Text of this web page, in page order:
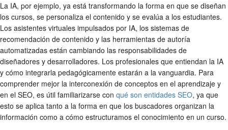
La IA, por ejemplo, ya está transformando la forma en que se diseñan
los cursos, se personaliza el contenido y se evalúa a los estudiantes.
Los asistentes virtuales impulsados por IA, los sistemas de
recomendación de contenido y las herramientas de autoría
automatizadas están cambiando las responsabilidades de
diseñadores y desarrolladores. Los profesionales que entiendan la IA
y cómo integrarla pedagógicamente estarán a la vanguardia. Para
comprender mejor la interconexión de conceptos en el aprendizaje y
en el SEO, es útil familiarizarse con qué son entidades SEO, ya que
esto se aplica tanto a la forma en que los buscadores organizan la
información como a cómo estructuramos el conocimiento en un curso.